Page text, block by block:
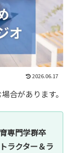
2026.06.17
合があります。
専門学群卒
ラクター＆ラ